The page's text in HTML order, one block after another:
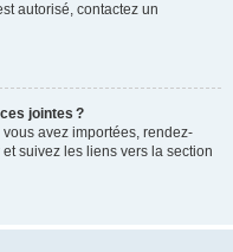
autorisé, contactez un
jointes ?
avez importées, rendez-
suivez les liens vers la section